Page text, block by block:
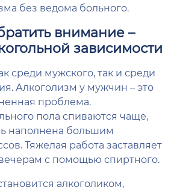
без ведома больного.
внимание –
зависимости
среди мужского, так и среди
Алкоголизм у мужчин – это
проблема.
пола спиваются чаще,
наполнена большим
Тяжелая работа заставляет
с помощью спиртного.
алкоголиком,